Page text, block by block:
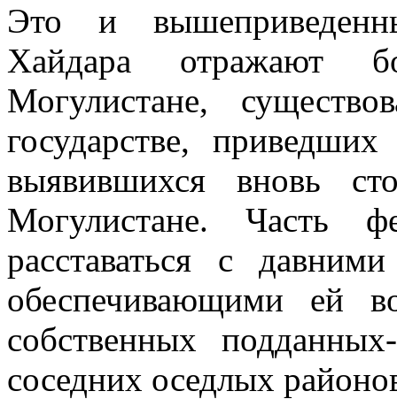
Это и
Хайдара отражают
Могулистане,
государстве,
выявившихся вновь
Могулистане. Часть
расставаться с
обеспечивающими ей
собственных
соседних оседлых